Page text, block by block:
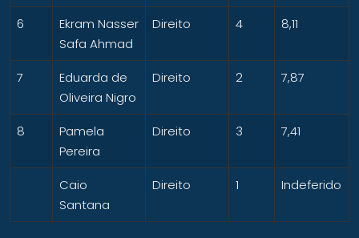
6
Ekram Nasser
Safa Ahmad
Direito 4 8,11
7
Eduarda de
Oliveira Nigro
Direito 2 7,87
8
Pamela
Pereira
Direito 3 7,41
Caio
Santana
Direito 1 Indeferido